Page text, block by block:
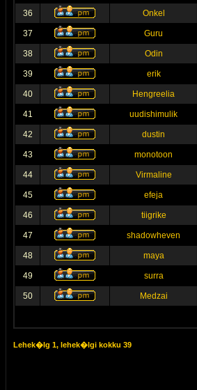
36 Onkel
37 Guru
38 Odin
39 erik
40 Hengreelia
41 uudishimulik
42 dustin
43 monotoon
44 Virmaline
45 efeja
46 tiigrike
47 shadowheven
48 maya
49 surra
50 Medzai
Lehek�lg 1, lehek�lgi kokku 39